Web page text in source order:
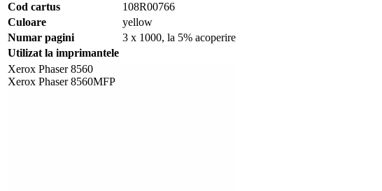
Cod cartus
108R00766
Culoare
yellow
Numar pagini
3 x 1000, la 5% acoperire
Utilizat la imprimantele
Xerox Phaser 8560
Xerox Phaser 8560MFP